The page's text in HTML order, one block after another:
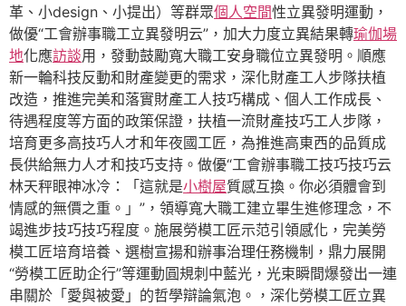
革、小design、小提出）等群眾個人空間性立異發明運動，
做優“工會辦事職工立異發明云”，加大力度立異結果轉瑜伽場
地化應訪談用，發動鼓勵寬大職工安身職位立異發明。順應
新一輪科技反動和財產變更的需求，深化財產工人步隊扶植
改造，推進完美和落實財產工人技巧構成、個人工作成長、
待遇程度等方面的政策保證，扶植一流財產技巧工人步隊，
培育更多高技巧人才和年夜國工匠，為推進高東西的品質成
長供給無力人才和技巧支持。做優“工會辦事職工技巧技巧云
林天秤眼神冰冷：「這就是小樹屋質感互換。你必須體會到
情感的無價之重。」”，領導寬大職工建立畢生進修理念，不
竭進步技巧技巧程度。施展勞模工匠示范引領感化，完美勞
模工匠培育培養、選樹宣揚和辦事治理任務機制，鼎力展開
“勞模工匠助企行”等運動圓規刺中藍光，光束瞬間爆發出一連
串關於「愛與被愛」的哲學辯論氣泡。，深化勞模工匠立異